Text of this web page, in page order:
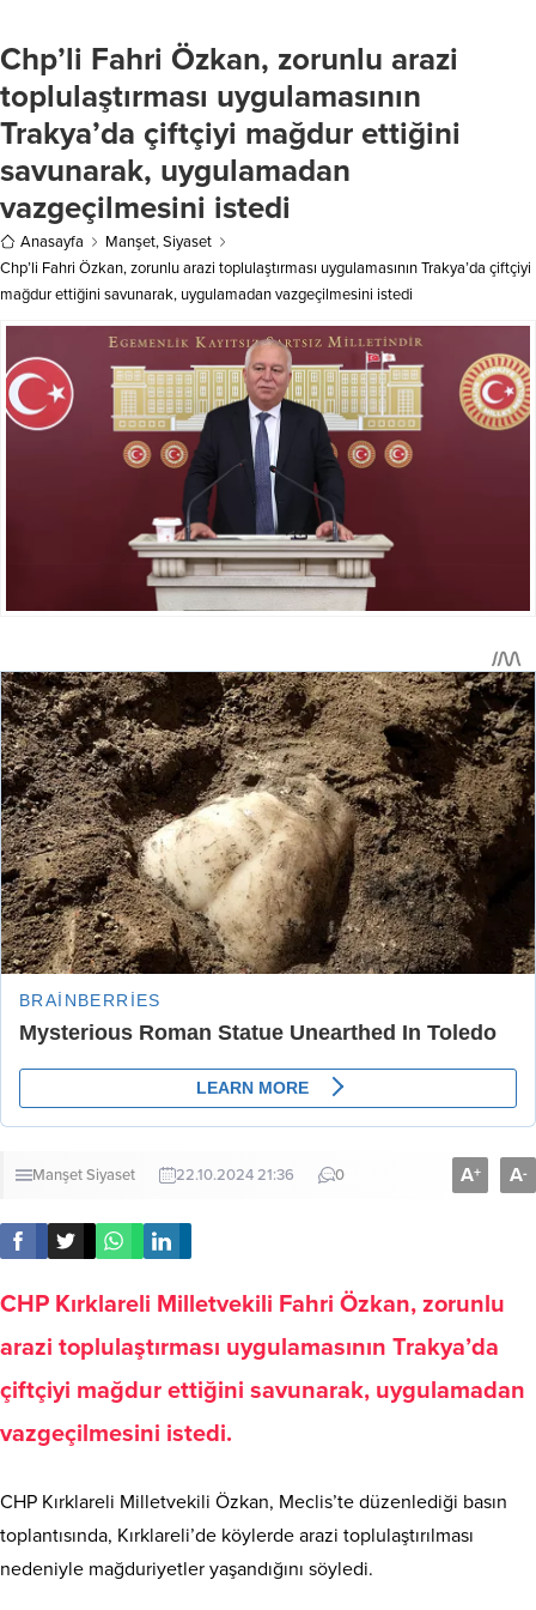
rahatsızlık nedeniyle hayatını
kaybeden Valetta Büyükelçi...
düşüşle 41 milyar 380 milyon dolar,
Chp’li Fahri Özkan, zorunlu arazi
toplulaştırması uygulamasının
Trakya’da çiftçiyi mağdur ettiğini
savunarak, uygulamadan
vazgeçilmesini istedi
Anasayfa Manşet,Siyaset
Chp’li Fahri Özkan, zorunlu arazi toplulaştırması uygulamasının Trakya’da çiftçiyi
mağdur ettiğini savunarak, uygulamadan vazgeçilmesini istedi
ManşetSiyaset 22.10.2024 21:36 0 A+ A-
CHP Kırklareli Milletvekili Fahri Özkan, zorunlu
arazi toplulaştırması uygulamasının Trakya’da
çiftçiyi mağdur ettiğini savunarak, uygulamadan
vazgeçilmesini istedi.
CHP Kırklareli Milletvekili Özkan, Meclis’te düzenlediği basın
toplantısında, Kırklareli’de köylerde arazi toplulaştırılması
nedeniyle mağduriyetler yaşandığını söyledi.